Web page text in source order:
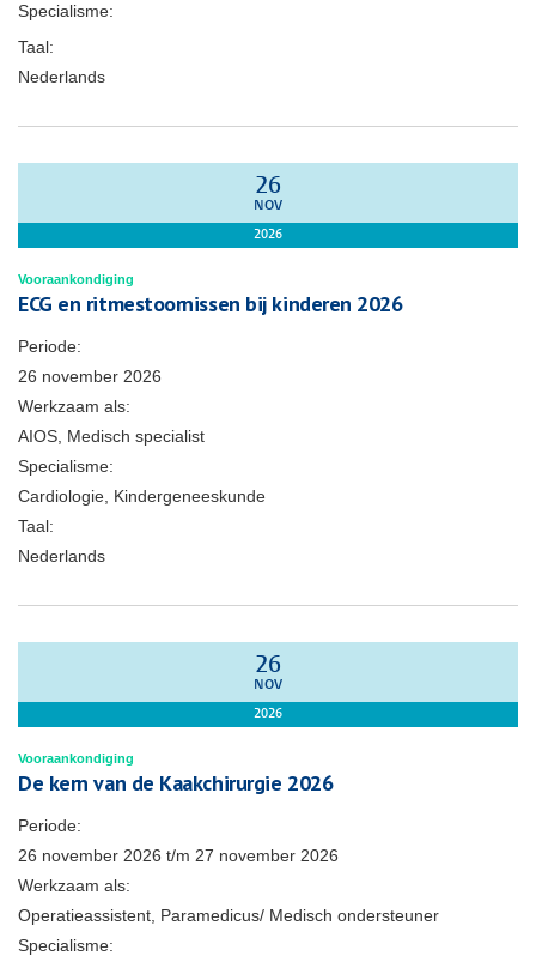
Specialisme:
Taal:
Nederlands
26
NOV
2026
Vooraankondiging
ECG en ritmestoornissen bij kinderen 2026
Periode:
26 november 2026
Werkzaam als:
AIOS, Medisch specialist
Specialisme:
Cardiologie, Kindergeneeskunde
Taal:
Nederlands
26
NOV
2026
Vooraankondiging
De kern van de Kaakchirurgie 2026
Periode:
26 november 2026 t/m 27 november 2026
Werkzaam als:
Operatieassistent, Paramedicus/ Medisch ondersteuner
Specialisme: